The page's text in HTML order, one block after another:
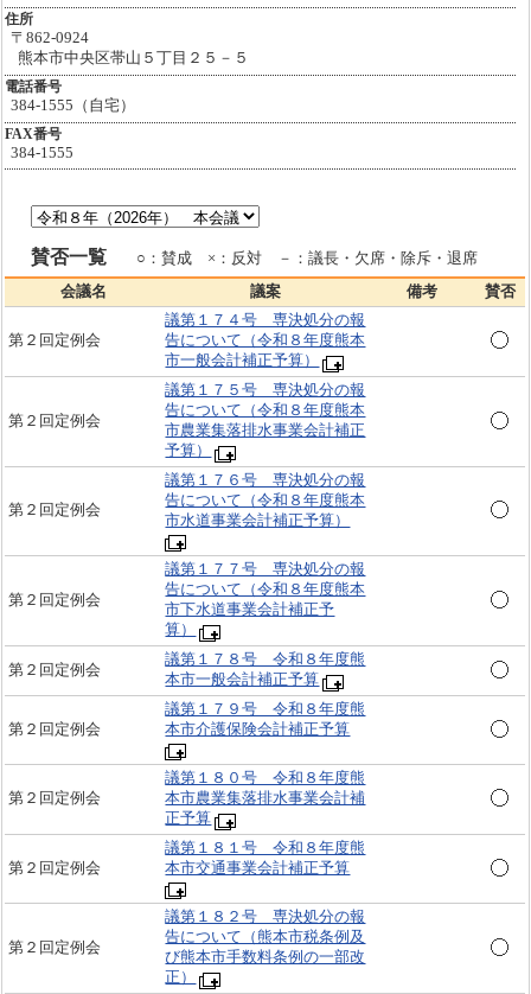
住所
〒862-0924
熊本市中央区帯山５丁目２５－５
電話番号
384-1555（自宅）
FAX番号
384-1555
賛否一覧 ○：賛成 ×：反対 －：議長・欠席・除斥・退席
会議名 議案 備考 賛否
第２回定例会
議第１７４号 専決処分の報
告について（令和８年度熊本
市一般会計補正予算）
第２回定例会
議第１７５号 専決処分の報
告について（令和８年度熊本
市農業集落排水事業会計補正
予算）
第２回定例会
議第１７６号 専決処分の報
告について（令和８年度熊本
市水道事業会計補正予算）
第２回定例会
議第１７７号 専決処分の報
告について（令和８年度熊本
市下水道事業会計補正予
算）
第２回定例会
議第１７８号 令和８年度熊
本市一般会計補正予算
第２回定例会
議第１７９号 令和８年度熊
本市介護保険会計補正予算
第２回定例会
議第１８０号 令和８年度熊
本市農業集落排水事業会計補
正予算
第２回定例会
議第１８１号 令和８年度熊
本市交通事業会計補正予算
第２回定例会
議第１８２号 専決処分の報
告について（熊本市税条例及
び熊本市手数料条例の一部改
正）